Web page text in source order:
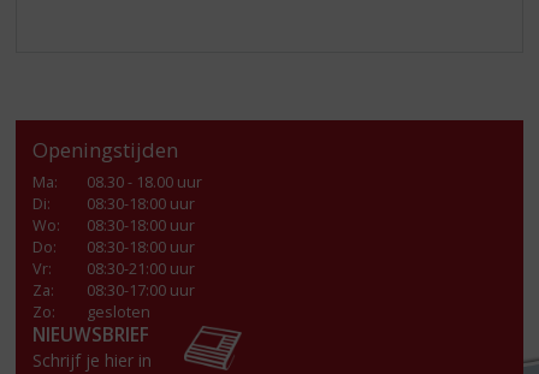
Openingstijden
Ma:
08.30 - 18.00 uur
Di:
08:30-18:00 uur
Wo:
08:30-18:00 uur
Do:
08:30-18:00 uur
Vr:
08:30-21:00 uur
Za:
08:30-17:00 uur
Zo:
gesloten
NIEUWSBRIEF
Schrijf je hier in